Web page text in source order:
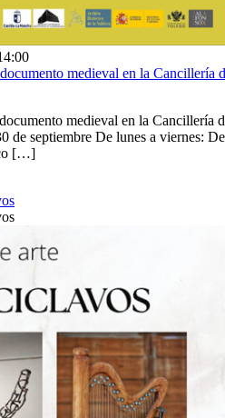
medieval en la Cancillería
medieval en la Cancillería
septiembre De lunes a viernes: De
[…]